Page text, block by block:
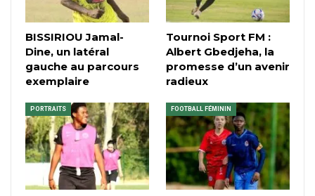
BISSIRIOU Jamal-
Dine, un latéral
gauche au parcours
exemplaire
Tournoi Sport FM :
Albert Gbedjeha, la
promesse d’un avenir
radieux
PORTRAITS FOOTBALL FÉMININ